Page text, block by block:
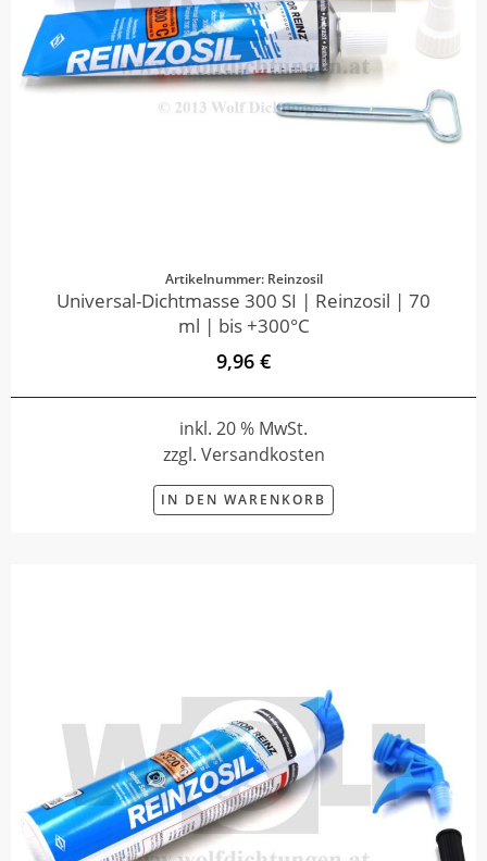
Artikelnummer: Reinzosil
Universal-Dichtmasse 300 SI | Reinzosil | 70
ml | bis +300°C
9,96 €
inkl. 20 % MwSt.
zzgl. Versandkosten
IN DEN WARENKORB